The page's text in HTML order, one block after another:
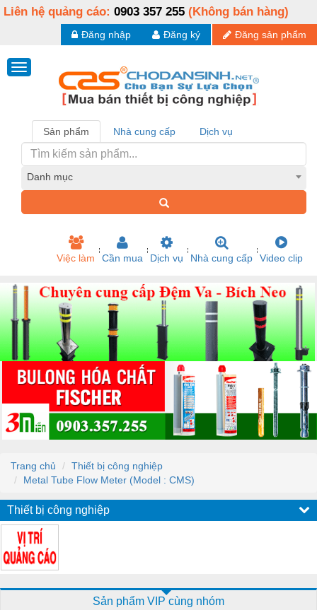
Liên hệ quảng cáo: 0903 357 255 (Không bán hàng)
Đăng sản phẩm
Đăng ký
Đăng nhập
Sản phẩm Nhà cung cấp Dịch vụ
Danh mục
Việc làm Cần mua Dịch vụ Nhà cung cấp Video clip
Trang chủ
Thiết bị công nghiệp
Metal Tube Flow Meter (Model : CMS)
Thiết bị công nghiệp
Sản phẩm VIP cùng nhóm